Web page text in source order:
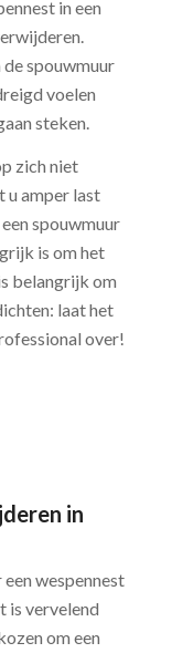
in een
spouwmuur
voelen
steken.
zich niet
u amper last
spouwmuur
is om het
belangrijk om
laat het
over!
in
wespennest
is vervelend
om een